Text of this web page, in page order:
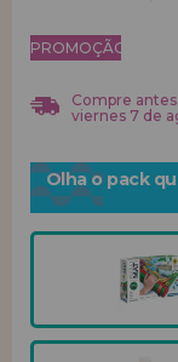
PROMOÇÃO!
Compre
viernes 7 de
Olha o pack